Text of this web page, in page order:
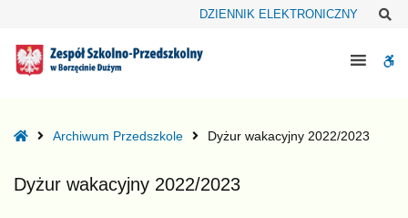
wakacyjny
2022/2023
DZIENNIK ELEKTRONICZNY
HomeArchiwum Przedszkole Dyżur wakacyjny 2022/2023
Dyżur wakacyjny 2022/2023